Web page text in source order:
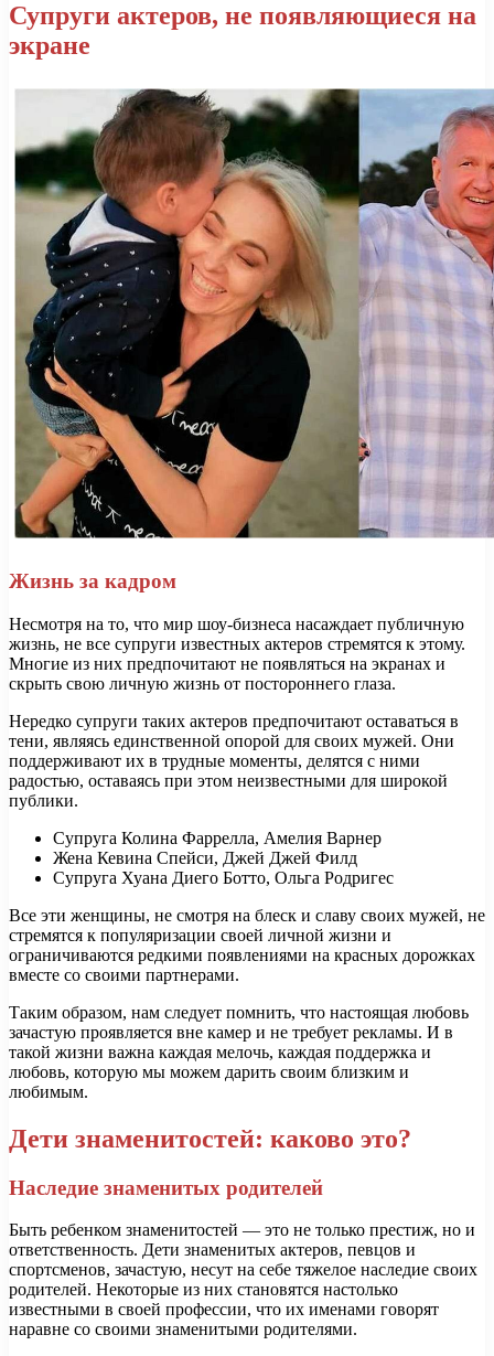
Супруги актеров, не появляющиеся на
экране
Жизнь за кадром
Несмотря на то, что мир шоу-бизнеса насаждает публичную
жизнь, не все супруги известных актеров стремятся к этому.
Многие из них предпочитают не появляться на экранах и
скрыть свою личную жизнь от постороннего глаза.
Нередко супруги таких актеров предпочитают оставаться в
тени, являясь единственной опорой для своих мужей. Они
поддерживают их в трудные моменты, делятся с ними
радостью, оставаясь при этом неизвестными для широкой
публики.
Супруга Колина Фаррелла, Амелия Варнер
Жена Кевина Спейси, Джей Джей Филд
Супруга Хуана Диего Ботто, Ольга Родригес
Все эти женщины, не смотря на блеск и славу своих мужей, не
стремятся к популяризации своей личной жизни и
ограничиваются редкими появлениями на красных дорожках
вместе со своими партнерами.
Таким образом, нам следует помнить, что настоящая любовь
зачастую проявляется вне камер и не требует рекламы. И в
такой жизни важна каждая мелочь, каждая поддержка и
любовь, которую мы можем дарить своим близким и
любимым.
Дети знаменитостей: каково это?
Наследие знаменитых родителей
Быть ребенком знаменитостей — это не только престиж, но и
ответственность. Дети знаменитых актеров, певцов и
спортсменов, зачастую, несут на себе тяжелое наследие своих
родителей. Некоторые из них становятся настолько
известными в своей профессии, что их именами говорят
наравне со своими знаменитыми родителями.